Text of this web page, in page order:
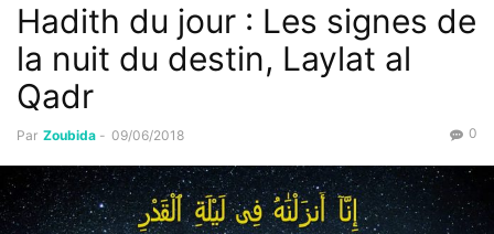
Hadith du jour : Les signes de
la nuit du destin, Laylat al
Qadr
Par Zoubida - 09/06/2018 0